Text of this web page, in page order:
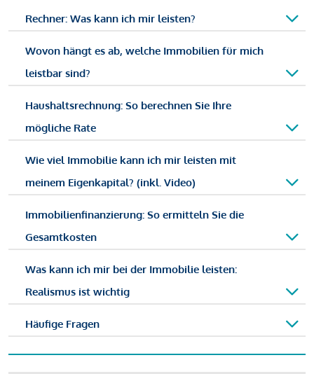
Rechner: Was kann ich mir leisten?
Wovon hängt es ab, welche Immobilien für mich
leistbar sind?
Haushaltsrechnung: So berechnen Sie Ihre
mögliche Rate
Wie viel Immobilie kann ich mir leisten mit
meinem Eigenkapital? (inkl. Video)
Immobilienfinanzierung: So ermitteln Sie die
Gesamtkosten
Was kann ich mir bei der Immobilie leisten:
Realismus ist wichtig
Häufige Fragen